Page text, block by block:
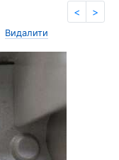
< >
Видалити